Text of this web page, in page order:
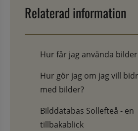
Relaterad information
Hur får jag använda
Hur gör jag om jag vill
med bilder?
Bilddatabas Sollefteå - en
tillbakablick